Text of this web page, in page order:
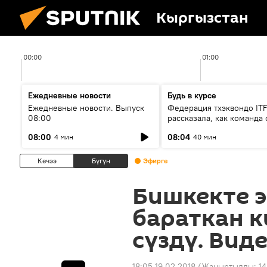
Кыргызстан
00:00 01:00
Ежедневные новости
Ежедневные новости. Выпуск
08:00
08:00 4 мин
Будь в курсе
Федерация тхэквондо ITF
рассказала, как команда
08:04 40 мин
Кечээ Бүгүн Эфирге
Бишкекте
бараткан
сүздү.